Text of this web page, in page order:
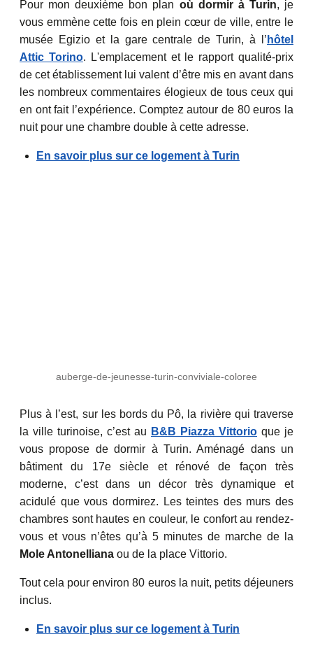
Pour mon deuxième bon plan où dormir à Turin, je
vous emmène cette fois en plein cœur de ville, entre le
musée Egizio et la gare centrale de Turin, à l’ hôtel
Attic Torino. L'emplacement et le rapport qualité-prix
de cet établissement lui valent d’être mis en avant dans
les nombreux commentaires élogieux de tous ceux qui
en ont fait l’expérience. Comptez autour de 80 euros la
nuit pour une chambre double à cette adresse.
En savoir plus sur ce logement à Turin
auberge-de-jeunesse-turin-conviviale-coloree
Plus à l’est, sur les bords du Pô, la rivière qui traverse
la ville turinoise, c’est au B&B Piazza Vittorio que je
vous propose de dormir à Turin. Aménagé dans un
bâtiment du 17e siècle et rénové de façon très
moderne, c’est dans un décor très dynamique et
acidulé que vous dormirez. Les teintes des murs des
chambres sont hautes en couleur, le confort au rendez-
vous et vous n’êtes qu’à 5 minutes de marche de la
Mole Antonelliana ou de la place Vittorio.
Tout cela pour environ 80 euros la nuit, petits déjeuners
inclus.
En savoir plus sur ce logement à Turin